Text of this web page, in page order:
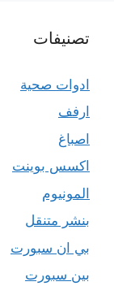
تصنيفات
ادوات صحية
ارفف
اصباغ
اكسس بوينت
المونيوم
بنشر متنقل
بي ان سبورت
بين سبورت